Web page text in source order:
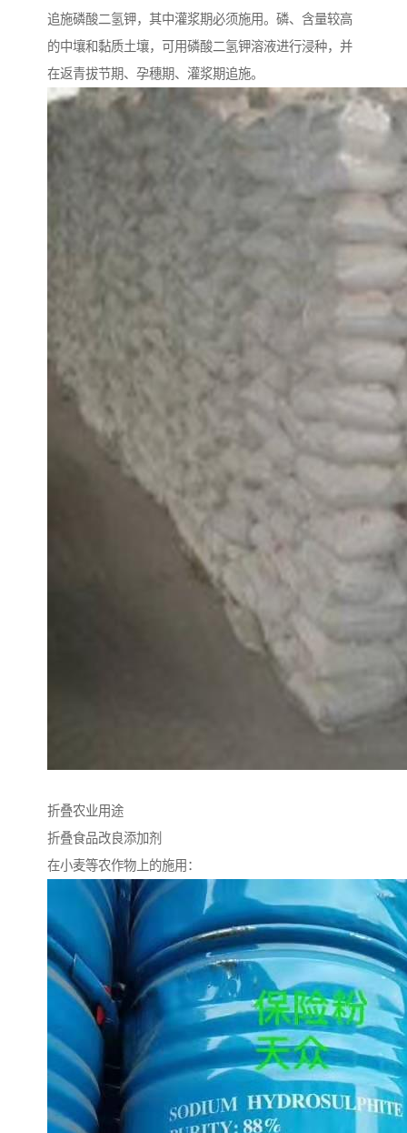
追施磷酸二氢钾，其中灌浆期必须施用。磷、含量较高
的中壤和黏质土壤，可用磷酸二氢钾溶液进行浸种，并
在返青拔节期、孕穗期、灌浆期追施。
折叠农业用途
折叠食品改良添加剂
在小麦等农作物上的施用：